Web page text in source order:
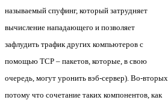
называемый спуфинг, который затрудняет
вычисление нападающего и позволяет
зафлудить трафик других компьютеров с
помощью TCP – пакетов, которые, в свою
очередь, могут уронить вэб-сервер). Во-вторых,
потому что сочетание таких компонентов, как